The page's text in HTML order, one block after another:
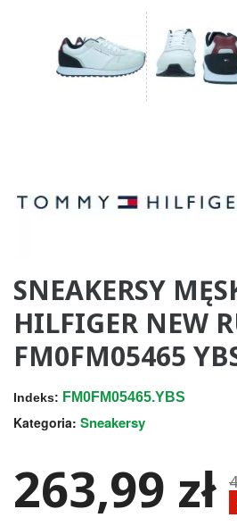
SNEAKERSY
HILFIGER NEW
FM0FM05465
Indeks: FM0FM05465.YBS
Kategoria: Sneakersy
263,99 zł